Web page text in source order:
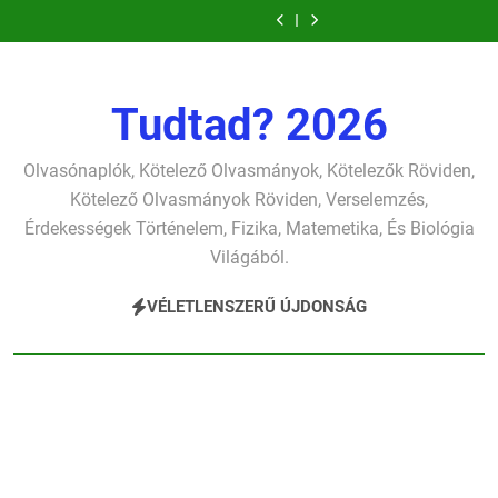
a
szavai
verselemzés
verselemzés
szonettje
verselemzés
fársáng
búcsúzó
szavai
Dugonics
oszlopa
verselemzés
Tudtad? 2026
Olvasónaplók, Kötelező Olvasmányok, Kötelezők Röviden,
Kötelező Olvasmányok Röviden, Verselemzés,
Érdekességek Történelem, Fizika, Matemetika, És Biológia
Világából.
VÉLETLENSZERŰ ÚJDONSÁG